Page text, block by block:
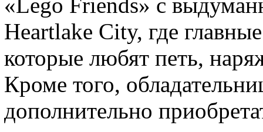
Heartlake City, где
которые любят петь,
Кроме того,
дополнительно